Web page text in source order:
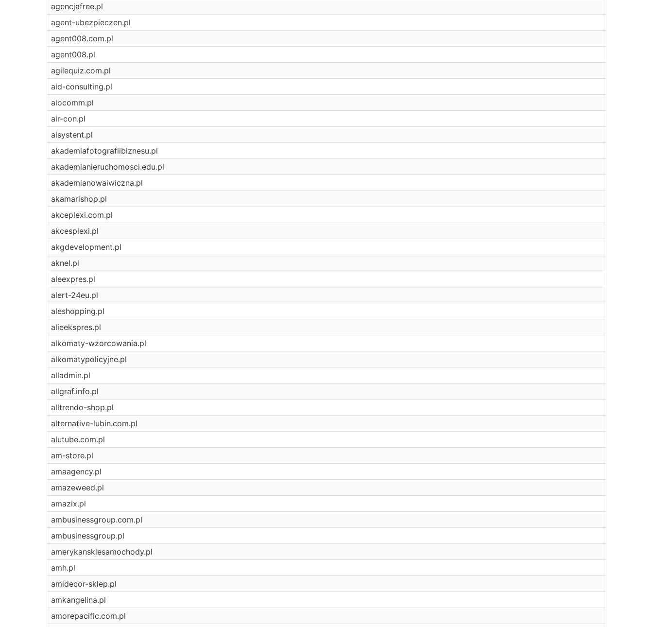
agencjafree.pl
agent-ubezpieczen.pl
agent008.com.pl
agent008.pl
agilequiz.com.pl
aid-consulting.pl
aiocomm.pl
air-con.pl
aisystent.pl
akademiafotografiibiznesu.pl
akademianieruchomosci.edu.pl
akademianowaiwiczna.pl
akamarishop.pl
akceplexi.com.pl
akcesplexi.pl
akgdevelopment.pl
aknel.pl
aleexpres.pl
alert-24eu.pl
aleshopping.pl
alieekspres.pl
alkomaty-wzorcowania.pl
alkomatypolicyjne.pl
alladmin.pl
allgraf.info.pl
alltrendo-shop.pl
alternative-lubin.com.pl
alutube.com.pl
am-store.pl
amaagency.pl
amazeweed.pl
amazix.pl
ambusinessgroup.com.pl
ambusinessgroup.pl
amerykanskiesamochody.pl
amh.pl
amidecor-sklep.pl
amkangelina.pl
amorepacific.com.pl